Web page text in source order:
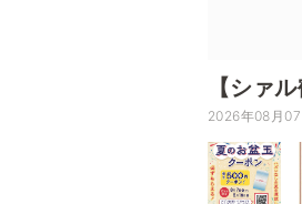
【シァ
2026年08月